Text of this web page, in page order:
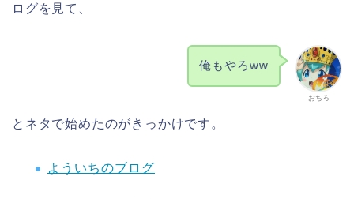
ログを見て、
おちろ
俺もやろww
とネタで始めたのがきっかけです。
よういちのブログ